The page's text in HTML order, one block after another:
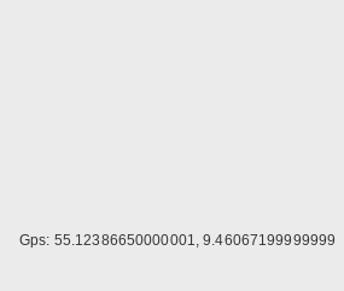
Gps: 55.12386650000001, 9.46067199999999